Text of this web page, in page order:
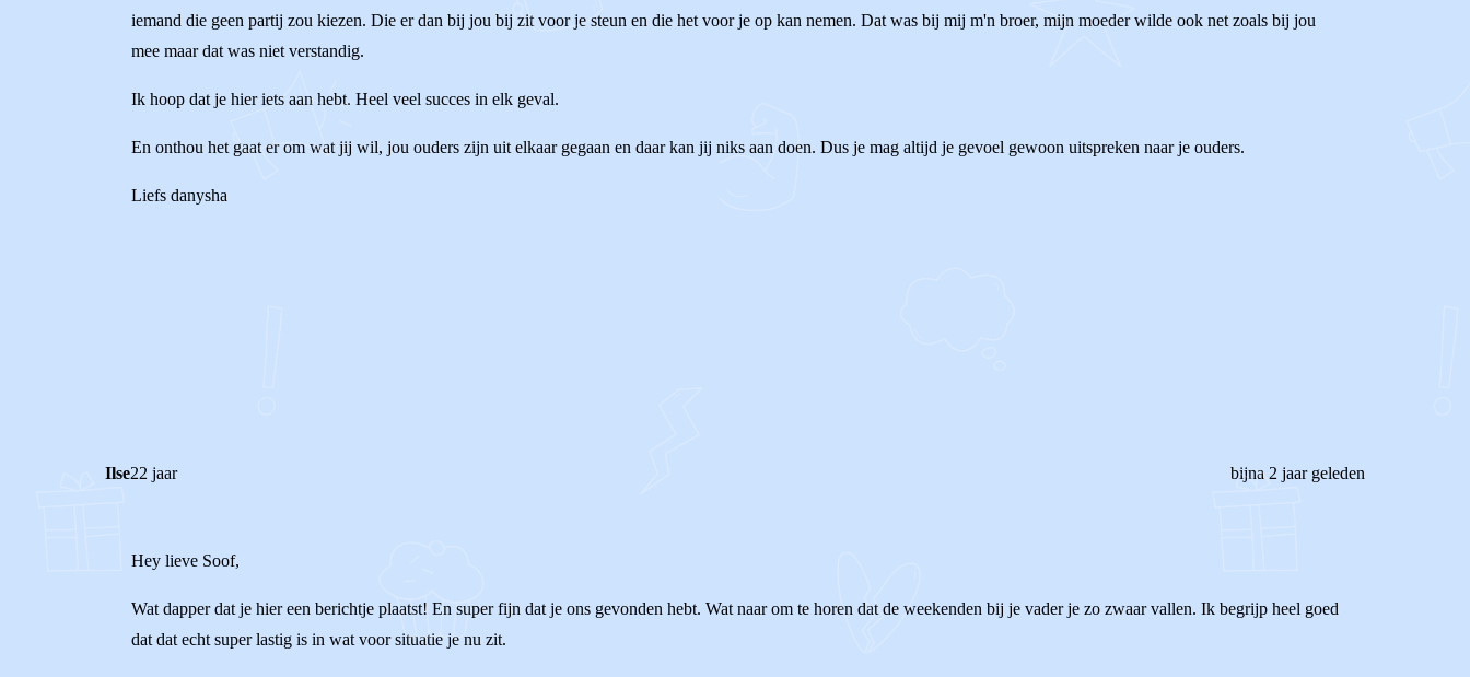
iemand die geen partij zou kiezen. Die er dan bij jou bij zit voor je steun en die het voor je op kan nemen. Dat was bij mij m'n broer, mijn moeder wilde ook net zoals bij jou
mee maar dat was niet verstandig.
Ik hoop dat je hier iets aan hebt. Heel veel succes in elk geval.
En onthou het gaat er om wat jij wil, jou ouders zijn uit elkaar gegaan en daar kan jij niks aan doen. Dus je mag altijd je gevoel gewoon uitspreken naar je ouders.
Liefs danysha
Ilse22 jaar bijna 2 jaar geleden
Hey lieve Soof,
Wat dapper dat je hier een berichtje plaatst! En super fijn dat je ons gevonden hebt. Wat naar om te horen dat de weekenden bij je vader je zo zwaar vallen. Ik begrijp heel goed
dat dat echt super lastig is in wat voor situatie je nu zit.